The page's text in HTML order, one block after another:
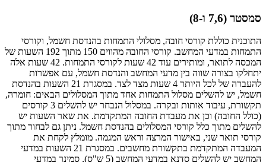
סמסטר (7,6 ו-8)
התוכנית כוללת קורסי חובה, מסלולי התמחות בהנדסת חשמל, וקורסי
התמחות במדעי המחשב. קורסי החובה מהווים 150 מתוך 192 השעות של
המכסה לתואר, ומותירים עוד 42 שעות לקורסי התמחות. 42 שעות אלה
יתחלקו בצורה שווה בין מדעי המחשב והנדסת חשמל, עם אפשרות
להעברה של לכל היותר 4 שעות מצד לצד. במסגרת 21 השעות בהנדסת
חשמל, יש להשלים מסלול התמחות אחד מתוך המסלולים הבאים: חומרה,
תקשורת, עיבוד אותות ובקרה. במסלול הנבחר יש להשלים 3 קורסים
(כולל החובה) וכן את מעבדת החובה המתקדמת. את שאר השעות יש
להשלים מתוך כלל קורסי המסלולים בהנדסת חשמל. ניתן גם לבחור מתוך
קורסי תואר שני, באישור המרצה וראש המגמה. מומלץ לקחת את
המעבדה המתקדמת בתקשורת מחשבים. במסגרת 21 השעות במדעי
המחשב יש להשלים סדנא במדעי המחשב (5 ש"ס), סמינר במדעי